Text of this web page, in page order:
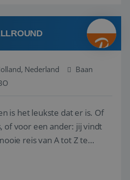
om die droomreis te
Nederland
Baan
is het leukste dat er is. Of
of voor een ander: jij vindt
reis van A tot Z te
prachtige plekjes op